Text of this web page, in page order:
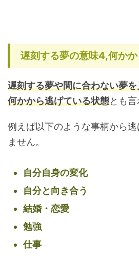
遅刻する夢の意味4,何か
遅刻する夢や間に合わない夢
何かから逃げている状態とも言
例えば以下のような事柄から
ません。
自分自身の変化
自分と向き合う
結婚・恋愛
勉強
仕事